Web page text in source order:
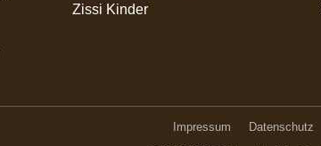
Zissi Kinder
Impressum Datenschutz